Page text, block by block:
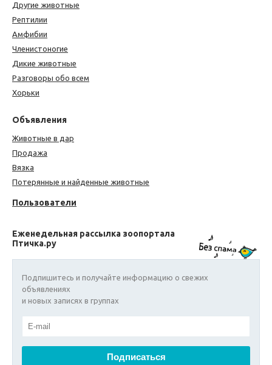
Другие животные
Рептилии
Амфибии
Членистоногие
Дикие животные
Разговоры обо всем
Хорьки
Объявления
Животные в дар
Продажа
Вязка
Потерянные и найденные животные
Пользователи
Еженедельная рассылка зоопортала
Птичка.ру
Подпишитесь и получайте информацию о свежих
объявлениях
и новых записях в группах